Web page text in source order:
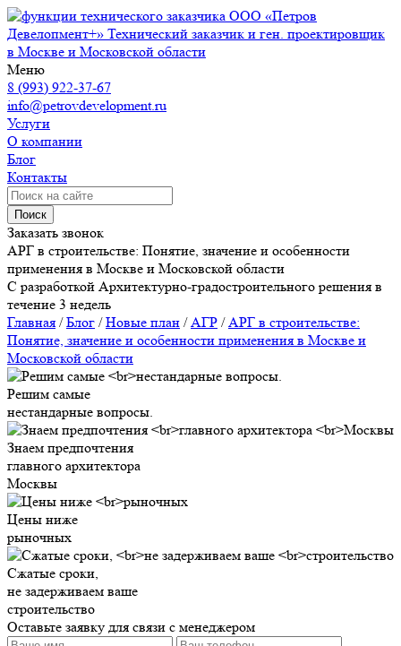
ООО «Петров
Девелопмент+» Технический заказчик и ген. проектировщик
в Москве и Московской области
Меню
8 (993) 922-37-67
info@petrovdevelopment.ru
Услуги
О компании
Блог
Контакты
Поиск
Заказать звонок
АРГ в строительстве: Понятие, значение и особенности
применения в Москве и Московской области
С разработкой Архитектурно-градостроительного решения в
течение 3 недель
Главная /Блог /Новые план /АГР /АРГ в строительстве:
Понятие, значение и особенности применения в Москве и
Московской области
Решим самые
нестандарные вопросы.
Знаем предпочтения
главного архитектора
Москвы
Цены ниже
рыночных
Сжатые сроки,
не задерживаем ваше
строительство
Оставьте заявку для связи с менеджером